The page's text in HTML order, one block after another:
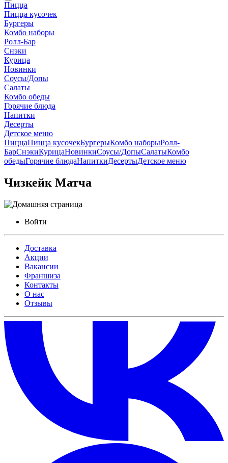
Пицца
Пицца кусочек
Бургеры
Комбо наборы
Ролл-Бар
Снэки
Курица
Новинки
Соусы/Допы
Салаты
Комбо обеды
Горячие блюда
Напитки
Десерты
Детское меню
ПиццаПицца кусочекБургерыКомбо наборыРолл-
БарСнэкиКурицаНовинкиСоусы/ДопыСалатыКомбо
обедыГорячие блюдаНапиткиДесертыДетское меню
Чизкейк Матча
Войти
Доставка
Акции
Вакансии
Франшиза
Контакты
О нас
Отзывы